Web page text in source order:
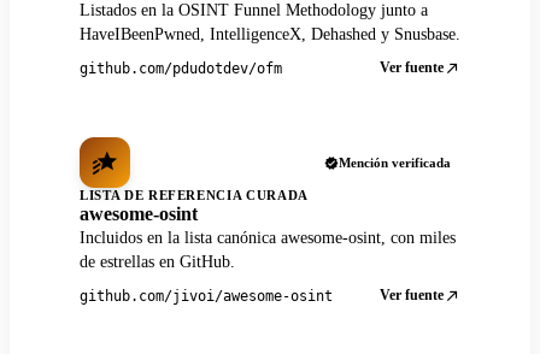
Listados en la OSINT Funnel Methodology junto a
HaveIBeenPwned, IntelligenceX, Dehashed y Snusbase.
github.com/pdudotdev/ofm Ver fuente
Mención verificada
LISTA DE REFERENCIA CURADA
awesome-osint
Incluidos en la lista canónica awesome-osint, con miles
de estrellas en GitHub.
github.com/jivoi/awesome-osint Ver fuente